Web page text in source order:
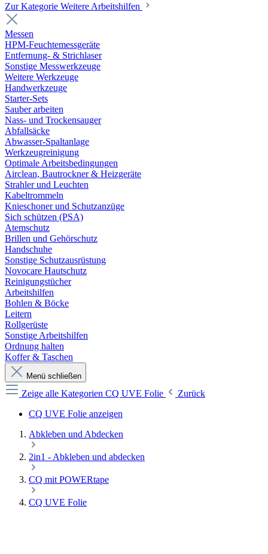
Zur Kategorie Weitere Arbeitshilfen
Messen
HPM-Feuchtemessgeräte
Entfernung- & Strichlaser
Sonstige Messwerkzeuge
Weitere Werkzeuge
Handwerkzeuge
Starter-Sets
Sauber arbeiten
Nass- und Trockensauger
Abfallsäcke
Abwasser-Spaltanlage
Werkzeugreinigung
Optimale Arbeitsbedingungen
Airclean, Bautrockner & Heizgeräte
Strahler und Leuchten
Kabeltrommeln
Knieschoner und Schutzanzüge
Sich schützen (PSA)
Atemschutz
Brillen und Gehörschutz
Handschuhe
Sonstige Schutzausrüstung
Novocare Hautschutz
Reinigungstücher
Arbeitshilfen
Bohlen & Böcke
Leitern
Rollgerüste
Sonstige Arbeitshilfen
Ordnung halten
Koffer & Taschen
Menü schließen
Zeige alle Kategorien CQ UVE Folie
Zurück
CQ UVE Folie anzeigen
Abkleben und Abdecken
2in1 - Abkleben und abdecken
CQ mit POWERtape
CQ UVE Folie